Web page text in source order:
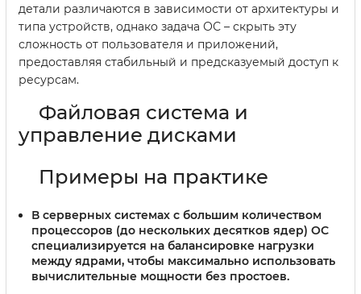
детали различаются в зависимости от архитектуры и
типа устройств, однако задача ОС – скрыть эту
сложность от пользователя и приложений,
предоставляя стабильный и предсказуемый доступ к
ресурсам.
Файловая система и
управление дисками
Примеры на практике
В серверных системах с большим количеством
процессоров (до нескольких десятков ядер) ОС
специализируется на балансировке нагрузки
между ядрами, чтобы максимально использовать
вычислительные мощности без простоев.